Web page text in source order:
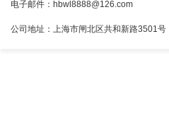
电子邮件：hbwl8888@126.com
公司地址：上海市闸北区共和新路3501号